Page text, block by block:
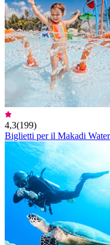
4,3(199)
Biglietti per il Makadi